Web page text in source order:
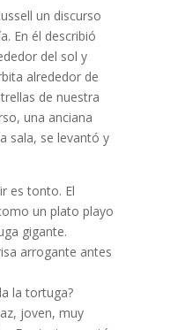
un discurso
En él describió
del sol y
alrededor de
de nuestra
una anciana
sala, se levantó y
es tonto. El
un plato playo
gigante.
arrogante antes
la tortuga?
joven, muy